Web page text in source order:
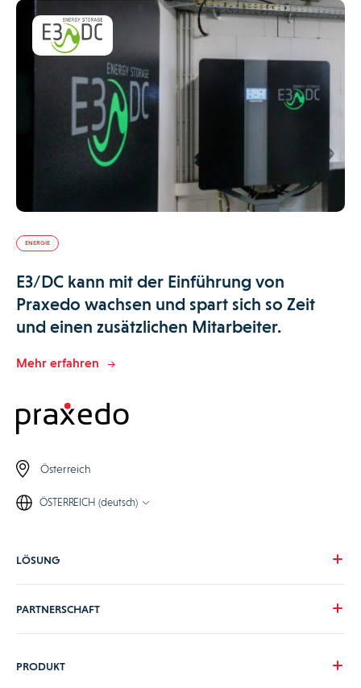
ENERGIE
E3/DC kann mit der Einführung von
Praxedo wachsen und spart sich so Zeit
und einen zusätzlichen Mitarbeiter.
Mehr erfahren
Österreich
ÖSTERREICH (deutsch)
LÖSUNG
Preise
PARTNERSCHAFT
PRODUKT